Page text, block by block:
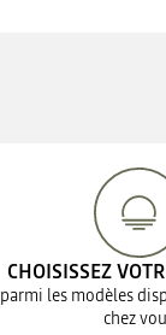
CHOISISSEZ
parmi les modèles
chez